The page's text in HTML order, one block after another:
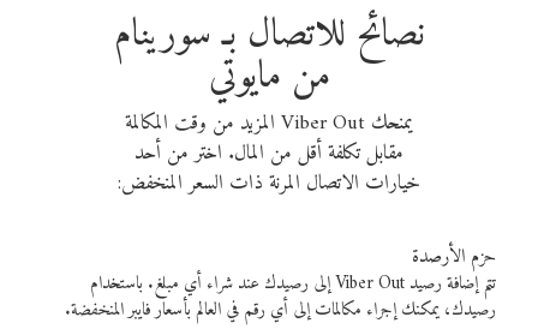
نصائح للاتصال بـ سورينام
من مايوتي
يمنحك Viber Out المزيد من وقت المكالمة
مقابل تكلفة أقل من المال. اختر من أحد
خيارات الاتصال المرنة ذات السعر المنخفض:
حزم الأرصدة
تتم إضافة رصيد Viber Out إلى رصيدك عند شراء أي مبلغ. باستخدام
رصيدك، يمكنك إجراء مكالمات إلى أي رقم في العالم بأسعار فايبر المنخفضة.